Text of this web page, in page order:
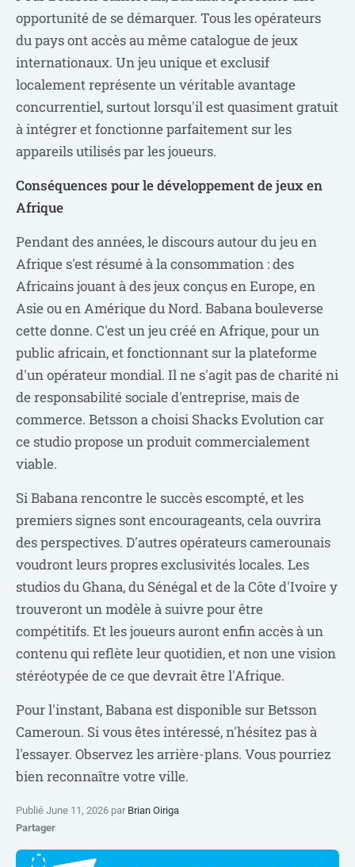
opportunité de se démarquer. Tous les opérateurs
du pays ont accès au même catalogue de jeux
internationaux. Un jeu unique et exclusif
localement représente un véritable avantage
concurrentiel, surtout lorsqu'il est quasiment gratuit
à intégrer et fonctionne parfaitement sur les
appareils utilisés par les joueurs.
Conséquences pour le développement de jeux en
Afrique
Pendant des années, le discours autour du jeu en
Afrique s'est résumé à la consommation : des
Africains jouant à des jeux conçus en Europe, en
Asie ou en Amérique du Nord. Babana bouleverse
cette donne. C'est un jeu créé en Afrique, pour un
public africain, et fonctionnant sur la plateforme
d'un opérateur mondial. Il ne s'agit pas de charité ni
de responsabilité sociale d'entreprise, mais de
commerce. Betsson a choisi Shacks Evolution car
ce studio propose un produit commercialement
viable.
Si Babana rencontre le succès escompté, et les
premiers signes sont encourageants, cela ouvrira
des perspectives. D'autres opérateurs camerounais
voudront leurs propres exclusivités locales. Les
studios du Ghana, du Sénégal et de la Côte d'Ivoire y
trouveront un modèle à suivre pour être
compétitifs. Et les joueurs auront enfin accès à un
contenu qui reflète leur quotidien, et non une vision
stéréotypée de ce que devrait être l'Afrique.
Pour l'instant, Babana est disponible sur Betsson
Cameroun. Si vous êtes intéressé, n'hésitez pas à
l'essayer. Observez les arrière-plans. Vous pourriez
bien reconnaître votre ville.
Publié June 11, 2026 par Brian Oiriga
Partager